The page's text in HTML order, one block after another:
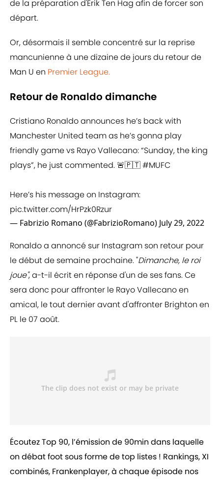
de la préparation d'Erik Ten Hag afin de forcer son
départ.
Or, désormais il semble concentré sur la reprise
mancunienne à une dizaine de jours du retour de
Man U en Premier League.
Retour de Ronaldo dimanche
Cristiano Ronaldo announces he’s back with
Manchester United team as he’s gonna play
friendly game vs Rayo Vallecano: “Sunday, the king
plays”, he just commented. 🚨🇵🇹#MUFC
Here’s his message on Instagram:
pic.twitter.com/HrPzk0Rzur
— Fabrizio Romano (@FabrizioRomano) July 29, 2022
Ronaldo a annoncé sur Instagram son retour pour
le début de semaine prochaine. "Dimanche, le roi
joue", a-t-il écrit en réponse d'un de ses fans. Ce
sera donc pour affronter le Rayo Vallecano en
amical, le tout dernier avant d'affronter Brighton en
PL le 07 août.
Écoutez Top 90, l’émission de 90min dans laquelle
on débat foot sous forme de top listes ! Rankings, XI
combinés, Frankenplayer, à chaque épisode nos